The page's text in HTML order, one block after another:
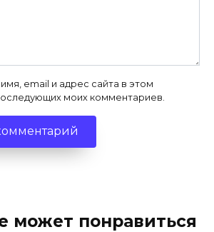
email и адрес сайта в этом
моих комментариев.
может понравиться